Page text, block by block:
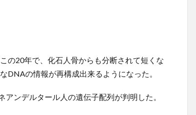
の20年で、化石人骨からも分断されて短くな
DNAの情報が再構成出来るようになった。
ンデルタール人の遺伝子配列が判明した。